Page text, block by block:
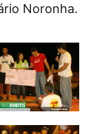
Noronha.